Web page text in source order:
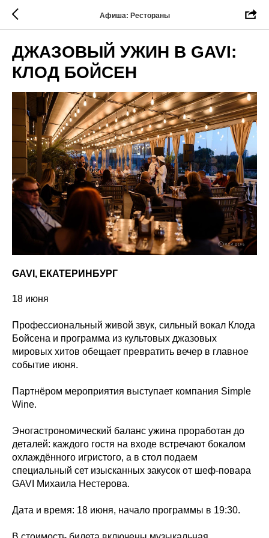
Афиша: Рестораны
ДЖАЗОВЫЙ УЖИН В GAVI:
КЛОД БОЙСЕН
GAVI, ЕКАТЕРИНБУРГ
18 июня
Профессиональный живой звук, сильный вокал Клода
Бойсена и программа из культовых джазовых
мировых хитов обещает превратить вечер в главное
событие июня.
Партнёром мероприятия выступает компания Simple
Wine.
Эногастрономический баланс ужина проработан до
деталей: каждого гостя на входе встречают бокалом
охлаждённого игристого, а в стол подаем
специальный сет изысканных закусок от шеф-повара
GAVI Михаила Нестерова.
Дата и время: 18 июня, начало программы в 19:30.